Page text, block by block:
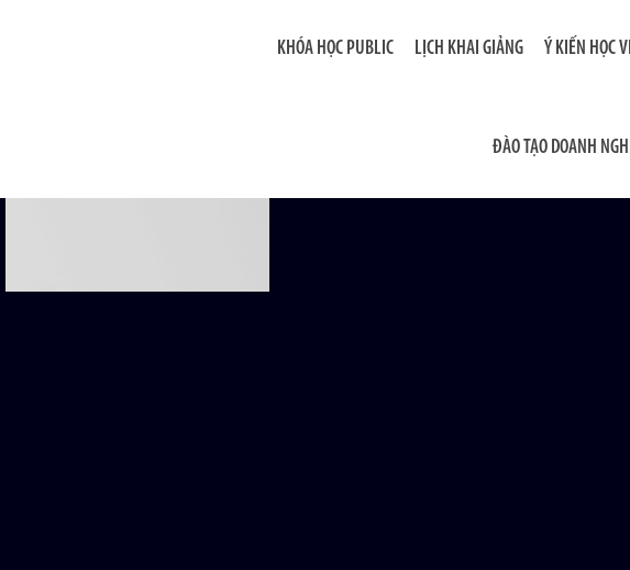
KHÓA HỌC PUBLIC LỊCH KHAI GIẢNG Ý KIẾN HỌC
ĐÀO TẠO DOANH